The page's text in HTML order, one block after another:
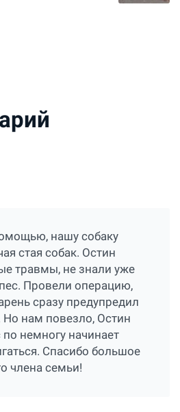
нашу собаку
стая собак. Остин
травмы, не знали уже
Провели операцию,
сразу предупредил
нам повезло, Остин
немногу начинает
Спасибо большое
члена семьи!